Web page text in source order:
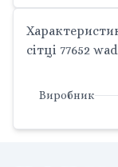
сітці 77652
Виробник